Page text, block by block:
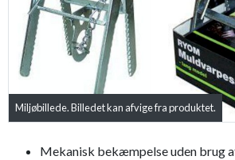
Miljøbillede. Billedet kan afvige fra produktet.
Mekanisk bekæmpelse uden brug